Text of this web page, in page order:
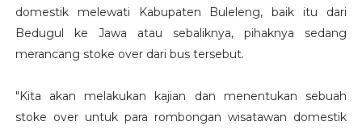
domestik melewati Kabupaten Buleleng, baik itu dari
Bedugul ke Jawa atau sebaliknya, pihaknya sedang
merancang stoke over dari bus tersebut.
"Kita akan melakukan kajian dan menentukan sebuah
stoke over untuk para rombongan wisatawan domestik